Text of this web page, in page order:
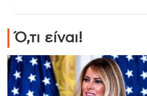
Ό,τι είναι!